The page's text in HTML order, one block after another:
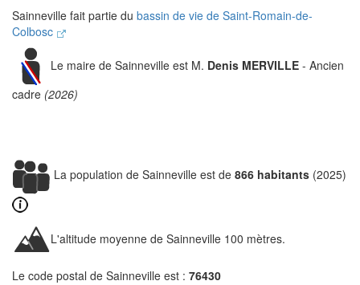
Sainneville fait partie du bassin de vie de Saint-Romain-de-
Colbosc
Le maire de Sainneville est M. Denis MERVILLE - Ancien
cadre (2026)
La population de Sainneville est de 866 habitants (2025)
L'altitude moyenne de Sainneville 100 mètres.
Le code postal de Sainneville est : 76430